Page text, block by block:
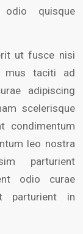
quisque
ut fusce nisi
mus taciti ad
adipiscing
scelerisque
condimentum
leo nostra
parturient
odio curae
parturient in